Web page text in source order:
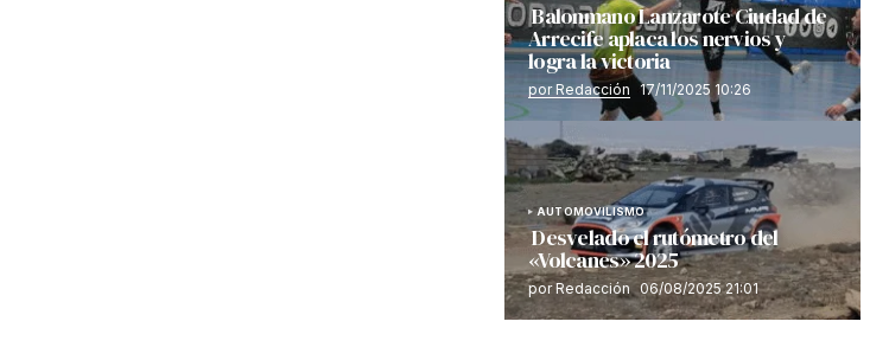
Balonmano Lanzarote Ciudad de
Arrecife aplaca los nervios y
logra la victoria
por Redacción 17/11/2025 10:26
AUTOMOVILISMO
Desvelado el rutómetro del
«Volcanes» 2025
por Redacción 06/08/2025 21:01